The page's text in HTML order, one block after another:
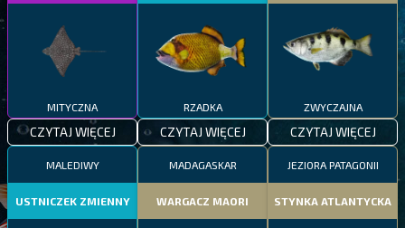
MITYCZNA
CZYTAJ WIĘCEJ
RZADKA
CZYTAJ WIĘCEJ
ZWYCZAJNA
CZYTAJ WIĘCEJ
MALEDIWY
USTNICZEK ZMIENNY
MADAGASKAR
WARGACZ MAORI
JEZIORA PATAGONII
STYNKA ATLANTYCKA